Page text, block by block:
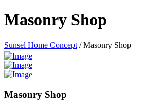
Masonry Shop
Sunsel Home Concept /Masonry Shop
Masonry Shop